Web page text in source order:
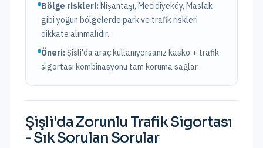
Bölge riskleri:Nişantaşı, Mecidiyeköy, Maslak
gibi yoğun bölgelerde park ve trafik riskleri
dikkate alınmalıdır.
Öneri:Şişli'da araç kullanıyorsanız kasko + trafik
sigortası kombinasyonu tam koruma sağlar.
Şişli'da Zorunlu Trafik Sigortası
- Sık Sorulan Sorular